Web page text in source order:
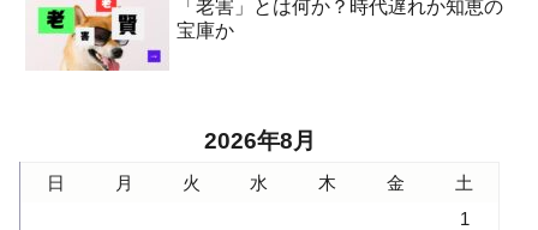
「老害」とは何か？時代遅れか知恵の
宝庫か
2026年8月
日 月 火 水 木 金
土
1